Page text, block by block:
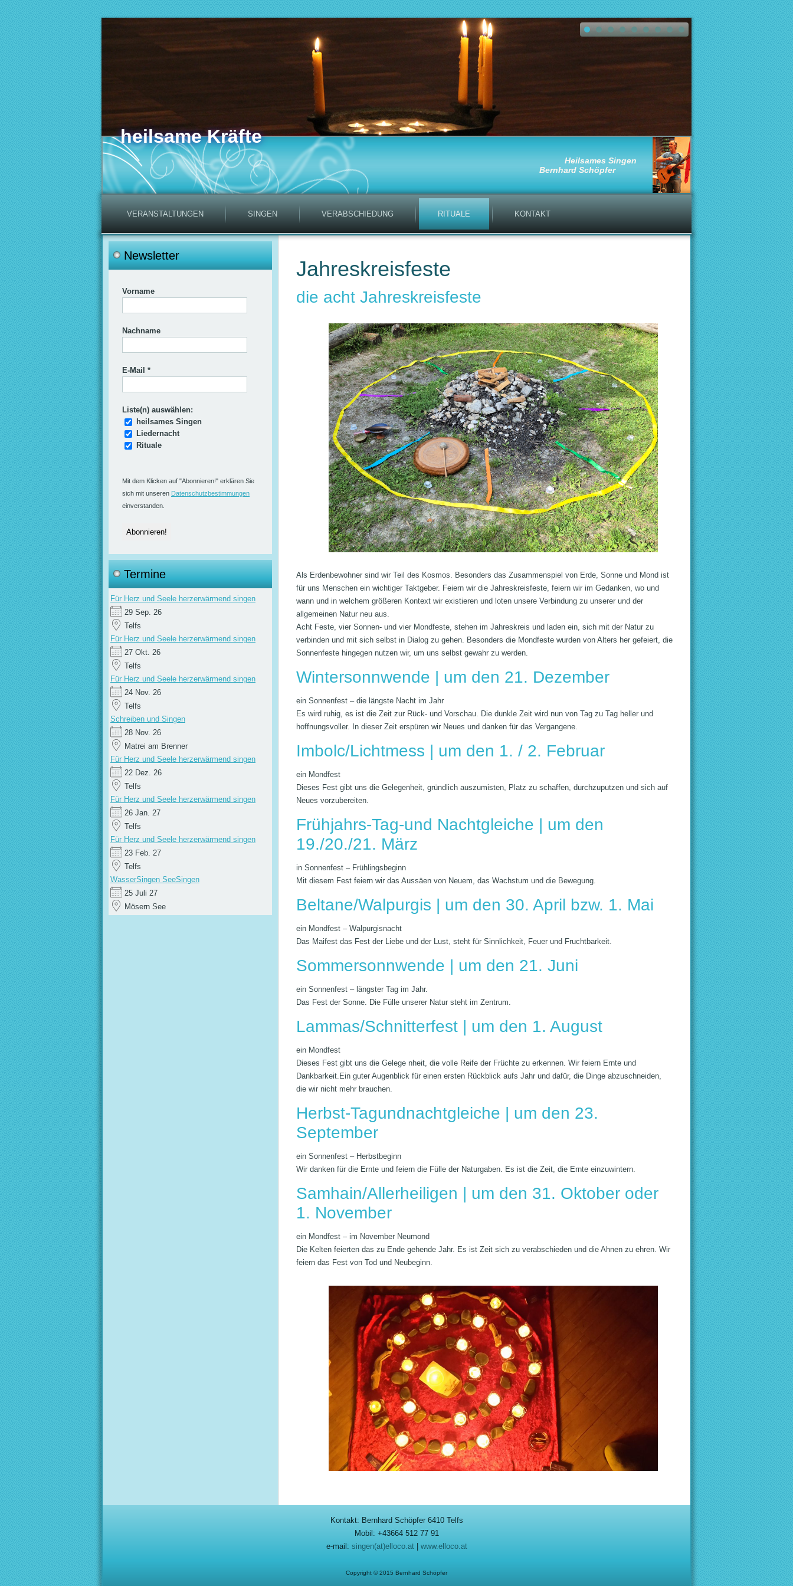
Heilsames Singen
Bernhard Schöpfer
heilsame Kräfte
VERANSTALTUNGEN SINGEN VERABSCHIEDUNG RITUALE KONTAKT
Newsletter
Vorname
Nachname
E-Mail *
Liste(n) auswählen:
heilsames Singen
Liedernacht
Rituale
Mit dem Klicken auf "Abonnieren!" erklären Sie
sich mit unseren Datenschutzbestimmungen
einverstanden.
Termine
Für Herz und Seele herzerwärmend singen
29 Sep. 26
Telfs
Für Herz und Seele herzerwärmend singen
27 Okt. 26
Telfs
Für Herz und Seele herzerwärmend singen
24 Nov. 26
Telfs
Schreiben und Singen
28 Nov. 26
Matrei am Brenner
Für Herz und Seele herzerwärmend singen
22 Dez. 26
Telfs
Für Herz und Seele herzerwärmend singen
26 Jan. 27
Telfs
Für Herz und Seele herzerwärmend singen
23 Feb. 27
Telfs
WasserSingen SeeSingen
25 Juli 27
Mösern See
Jahreskreisfeste
die acht Jahreskreisfeste
Als Erdenbewohner sind wir Teil des Kosmos. Besonders das Zusammenspiel von Erde, Sonne und Mond ist
für uns Menschen ein wichtiger Taktgeber. Feiern wir die Jahreskreisfeste, feiern wir im Gedanken, wo und
wann und in welchem größeren Kontext wir existieren und loten unsere Verbindung zu unserer und der
allgemeinen Natur neu aus.
Acht Feste, vier Sonnen- und vier Mondfeste, stehen im Jahreskreis und laden ein, sich mit der Natur zu
verbinden und mit sich selbst in Dialog zu gehen. Besonders die Mondfeste wurden von Alters her gefeiert, die
Sonnenfeste hingegen nutzen wir, um uns selbst gewahr zu werden.
Wintersonnwende | um den 21. Dezember
ein Sonnenfest – die längste Nacht im Jahr
Es wird ruhig, es ist die Zeit zur Rück- und Vorschau. Die dunkle Zeit wird nun von Tag zu Tag heller und
hoffnungsvoller. In dieser Zeit erspüren wir Neues und danken für das Vergangene.
Imbolc/Lichtmess | um den 1. / 2. Februar
ein Mondfest
Dieses Fest gibt uns die Gelegenheit, gründlich auszumisten, Platz zu schaffen, durchzuputzen und sich auf
Neues vorzubereiten.
Frühjahrs-Tag-und Nachtgleiche | um den
19./20./21. März
in Sonnenfest – Frühlingsbeginn
Mit diesem Fest feiern wir das Aussäen von Neuem, das Wachstum und die Bewegung.
Beltane/Walpurgis | um den 30. April bzw. 1. Mai
ein Mondfest – Walpurgisnacht
Das Maifest das Fest der Liebe und der Lust, steht für Sinnlichkeit, Feuer und Fruchtbarkeit.
Sommersonnwende | um den 21. Juni
ein Sonnenfest – längster Tag im Jahr.
Das Fest der Sonne. Die Fülle unserer Natur steht im Zentrum.
Lammas/Schnitterfest | um den 1. August
ein Mondfest
Dieses Fest gibt uns die Gelege nheit, die volle Reife der Früchte zu erkennen. Wir feiern Ernte und
Dankbarkeit.Ein guter Augenblick für einen ersten Rückblick aufs Jahr und dafür, die Dinge abzuschneiden,
die wir nicht mehr brauchen.
Herbst-Tagundnachtgleiche | um den 23.
September
ein Sonnenfest – Herbstbeginn
Wir danken für die Ernte und feiern die Fülle der Naturgaben. Es ist die Zeit, die Ernte einzuwintern.
Samhain/Allerheiligen | um den 31. Oktober oder
1. November
ein Mondfest – im November Neumond
Die Kelten feierten das zu Ende gehende Jahr. Es ist Zeit sich zu verabschieden und die Ahnen zu ehren. Wir
feiern das Fest von Tod und Neubeginn.
Kontakt: Bernhard Schöpfer 6410 Telfs
Mobil: +43664 512 77 91
e-mail: singen(at)elloco.at| www.elloco.at
Copyright © 2015 Bernhard Schöpfer